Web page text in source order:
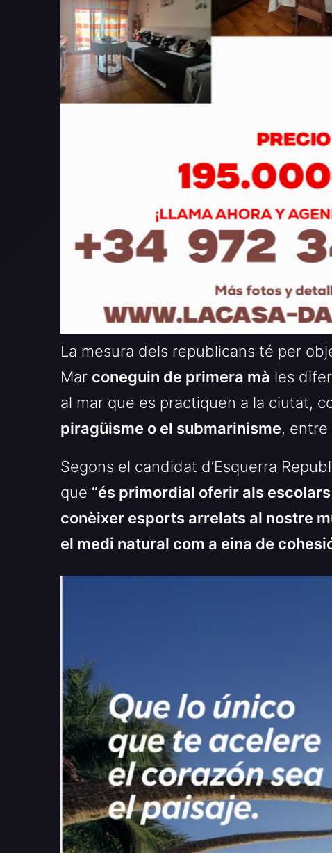
La mesura dels republicans té per
Mar coneguin de primera mà les
al mar que es practiquen a la ciutat,
piragüisme o el submarinisme, entre
Segons el candidat d’Esquerra
que “és primordial oferir als
conèixer esports arrelats al nostre
el medi natural com a eina de